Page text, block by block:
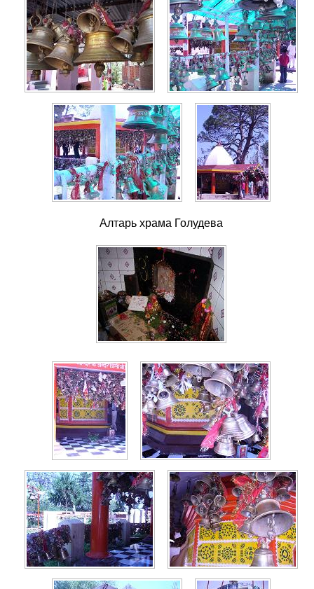
Алтарь храма Голудева